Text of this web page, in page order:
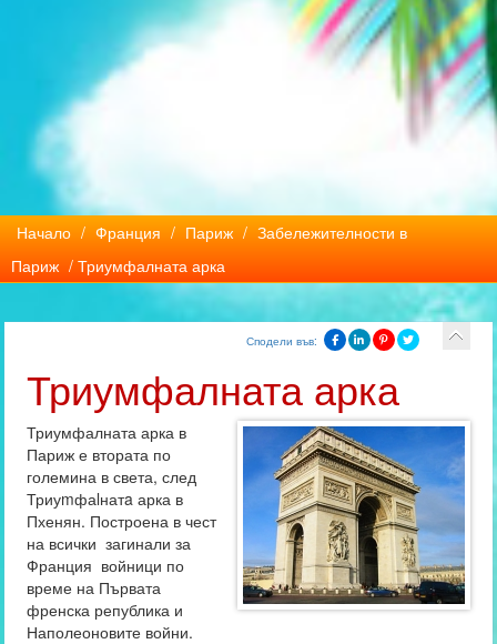
Начало / Франция / Париж / Забележителности в
Париж / Триумфалната арка
Сподели във:
Триумфалната арка
Триумфалната арка в
Париж е втората по
големина в света, след
Триуmфаlнатa арка в
Пхенян. Построена в чест
на всички загинали за
Франция войници по
време на Първата
френска република и
Наполеоновите войни.